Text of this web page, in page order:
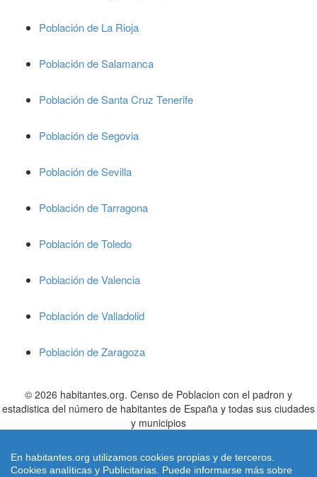
Población de La Rioja
Población de Salamanca
Población de Santa Cruz Tenerife
Población de Segovia
Población de Sevilla
Población de Tarragona
Población de Toledo
Población de Valencia
Población de Valladolid
Población de Zaragoza
© 2026 habitantes.org. Censo de Poblacion con el padron y
estadistica del número de habitantes de España y todas sus ciudades
y municipios
305 de fecha 21 Diciembre 2.022 el
- Instituto Nacional de
Estadistica
En habitantes.org utilizamos cookies propias y de terceros.
Cookies analíticas y Publicitarias. Puede informarse más sobre